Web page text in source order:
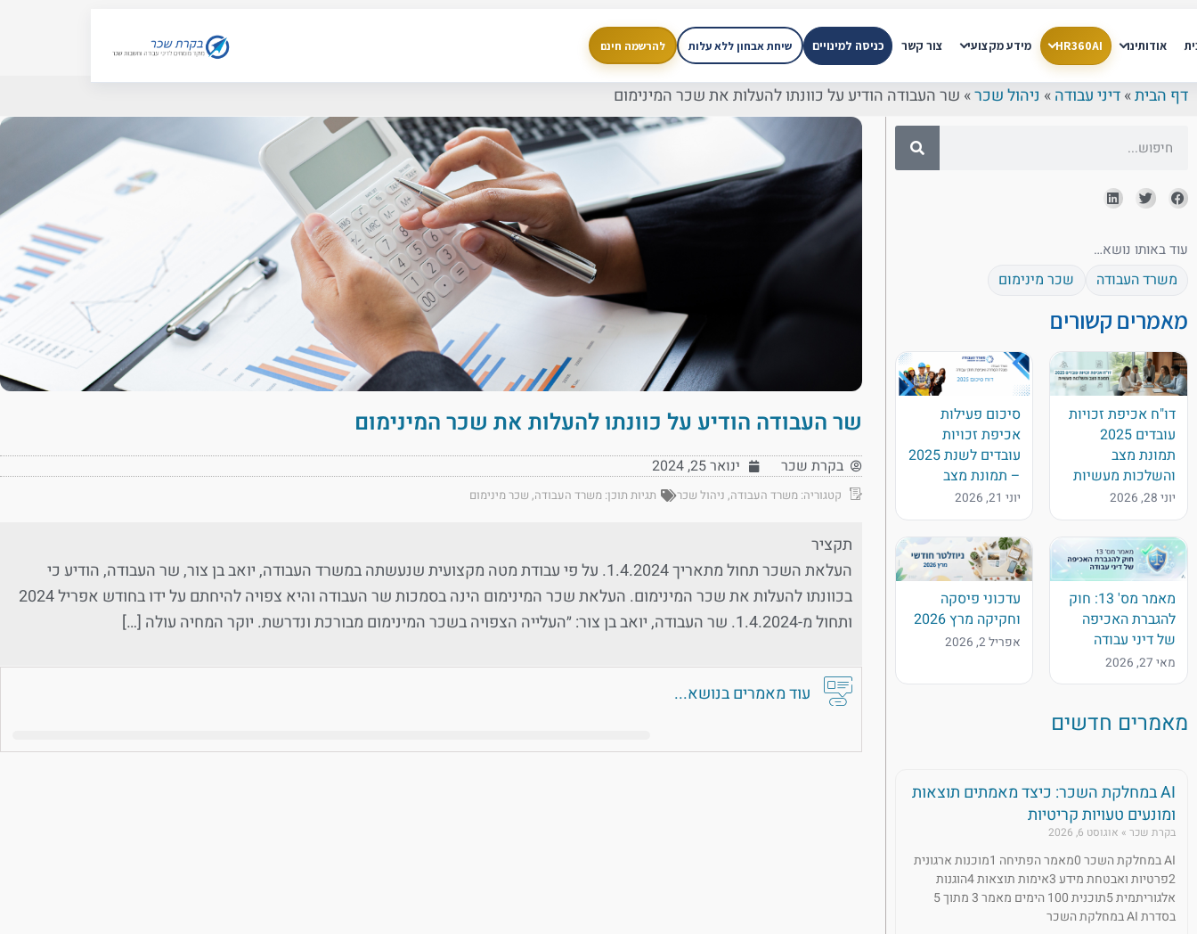
אודותינו HR360AI מידע מקצועי צור קשר כניסה למינויים שיחת אבחון ללא עלות להרשמה חינם
דף הבית»דיני עבודה» ניהול שכר» שר העבודה הודיע על כוונתו להעלות את שכר המינימום
עוד באותו נושא…
משרד העבודה שכר מינימום
מאמרים קשורים
דו"ח אכיפת זכויות
עובדים 2025
תמונת מצב
והשלכות מעשיות
יוני 28, 2026
סיכום פעילות
אכיפת זכויות
עובדים לשנת 2025
– תמונת מצב
יוני 21, 2026
מאמר מס' 13: חוק
להגברת האכיפה
של דיני עבודה
מאי 27, 2026
עדכוני פיסקה
וחקיקה מרץ 2026
אפריל 2, 2026
מאמרים חדשים
AI במחלקת השכר: כיצד מאמתים תוצאות
ומונעים טעויות קריטיות
בקרת שכר אוגוסט 6, 2026
AI במחלקת השכר 0מאמר הפתיחה 1מוכנות ארגונית
2פרטיות ואבטחת מידע 3אימות תוצאות 4הוגנות
אלגוריתמית 5תוכנית 100 הימים מאמר 3 מתוך 5
בסדרת AI במחלקת השכר
שר העבודה הודיע על כוונתו להעלות את שכר המינימום
בקרת שכר ינואר 25, 2024
קטגוריה:משרד העבודה, ניהול שכר תגיות תוכן: משרד העבודה, שכר מינימום
תקציר
העלאת השכר תחול מתאריך 1.4.2024. על פי עבודת מטה מקצועית שנעשתה במשרד העבודה, יואב בן צור, שר העבודה, הודיע כי
בכוונתו להעלות את שכר המינימום. העלאת שכר המינימום הינה בסמכות שר העבודה והיא צפויה להיחתם על ידו בחודש אפריל 2024
ותחול מ-1.4.2024. שר העבודה, יואב בן צור: ״העלייה הצפויה בשכר המינימום מבורכת ונדרשת. יוקר המחיה עולה […]
עוד מאמרים בנושא...